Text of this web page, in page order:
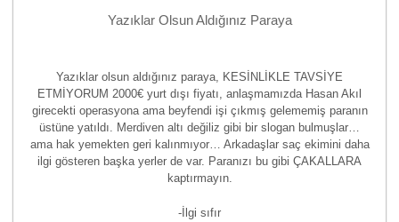
Yazıklar Olsun Aldığınız Paraya
Yazıklar olsun aldığınız paraya, KESİNLİKLE TAVSİYE
ETMİYORUM 2000€ yurt dışı fiyatı, anlaşmamızda Hasan Akıl
girecekti operasyona ama beyfendi işi çıkmış gelememiş paranın
üstüne yatıldı. Merdiven altı değiliz gibi bir slogan bulmuşlar…
ama hak yemekten geri kalınmıyor… Arkadaşlar saç ekimini daha
ilgi gösteren başka yerler de var. Paranızı bu gibi ÇAKALLARA
kaptırmayın.
-İlgi sıfır